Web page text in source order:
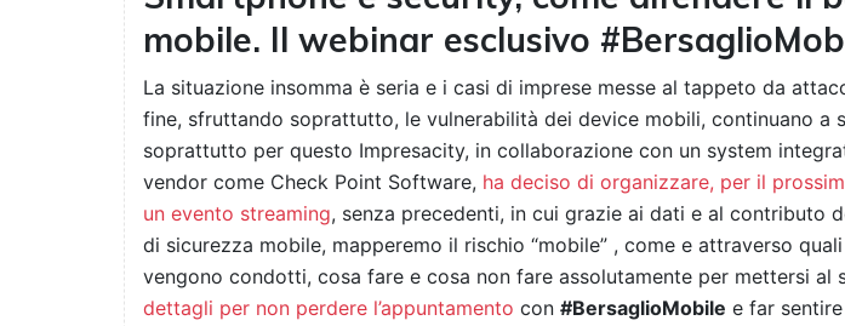
mobile. Il webinar esclusivo
La situazione insomma è seria e i casi di imprese messe al tappeto da
fine, sfruttando soprattutto, le vulnerabilità dei device mobili, continuano a
soprattutto per questo Impresacity, in collaborazione con un system
vendor come Check Point Software, ha deciso di organizzare, per il
un evento streaming, senza precedenti, in cui grazie ai dati e al contributo
di sicurezza mobile, mapperemo il rischio “mobile” , come e attraverso
vengono condotti, cosa fare e cosa non fare assolutamente per mettersi al
dettagli per non perdere l’appuntamento con #BersaglioMobile e far